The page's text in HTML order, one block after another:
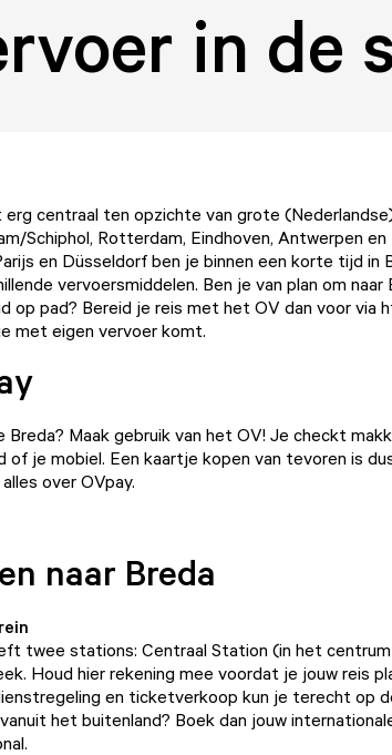
in de
erg centraal ten opzichte van grote
Schiphol, Rotterdam, Eindhoven, Antwerpen
en Düsseldorf ben je binnen een korte tijd in
vervoersmiddelen. Ben je van plan om
op pad? Bereid je reis met het OV dan voor via
met eigen vervoer komt.
Breda? Maak gebruik van het OV! Je checkt
of je mobiel. Een kaartje kopen van tevoren is
over OVpay.
naar Breda
twee stations: Centraal Station (in het
Houd hier rekening mee voordat je jouw reis
en ticketverkoop kun je terecht op
het buitenland? Boek dan jouw
.